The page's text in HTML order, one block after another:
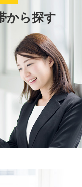
から探す